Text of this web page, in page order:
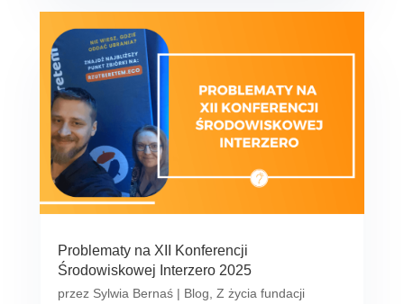
Problematy na XII Konferencji
Środowiskowej Interzero 2025
przez Sylwia Bernaś| Blog, Z życia fundacji